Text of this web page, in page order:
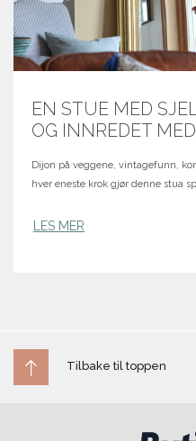
EN STUE MED
OG INNREDET
Dijon på veggene, vintagefunn,
hver eneste krok gjør denne stua
LES MER
Tilbake til toppen